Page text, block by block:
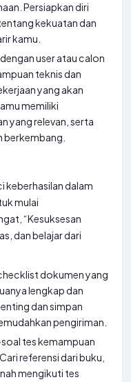
Persiapkan diri
kekuatan dan
kamu.
user atau calon
teknis dan
yang akan
memiliki
yang relevan, serta
berkembang.
keberhasilan dalam
mulai
“Kesuksesan
dan belajar dari
dokumen yang
lengkap dan
dan simpan
pengiriman.
tes kemampuan
referensi dari buku,
mengikuti tes